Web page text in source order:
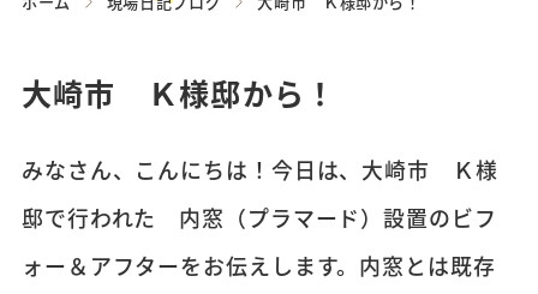
大崎市 Ｋ様邸から！
みなさん、こんにちは！今日は、大崎市 Ｋ様
邸で行われた 内窓（プラマード）設置のビフ
ォー＆アフターをお伝えします。内窓とは既存